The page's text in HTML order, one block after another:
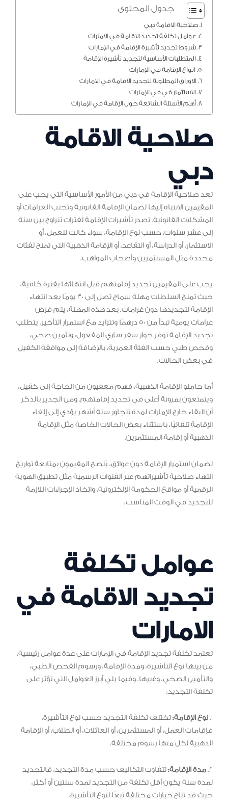
جدول المحتوى
صلاحية الاقامة دبي
عوامل تكلفة تجديد الاقامة في الامارات
شروط تجديد تأشيرة الإقامة في الإمارات
المتطلبات الأساسية لتجديد تأشيرة الإقامة
انواع الإقامة في الإمارات
الاوراق المطلوبة لتجديد الاقامة في الامارات
الاستثمار في في الإمارات
أهم الأسئلة الشائعة حول الإقامة في الإمارات
صلاحية الاقامة
دبي
تعد صلاحية الإقامة في دبي من الأمور الأساسية التي يجب على
المقيمين الانتباه إليها لضمان الإقامة القانونية وتجنب الغرامات أو
المشكلات القانونية. تصدر تأشيرات الإقامة لفترات تتراوح بين سنة
إلى عشر سنوات، حسب نوع الإقامة، سواء كانت للعمل، أو
الاستثمار، أو الدراسة، أو التقاعد، أو الإقامة الذهبية التي تمنح لفئات
محددة مثل المستثمرين وأصحاب المواهب.
يجب على المقيمين تجديد إقامتهم قبل انتهائها بفترة كافية،
حيث تمنح السلطات مهلة سماح تصل إلى 30 يومًا بعد انتهاء
الإقامة لتجديدها دون غرامات. بعد هذه المهلة، يتم فرض
غرامات يومية تبدأ من 50 درهمًا وتتزايد مع استمرار التأخير. يتطلب
تجديد الإقامة توفر جواز سفر ساري المفعول، وتأمين صحي،
وفحص طبي حسب الفئة العمرية، بالإضافة إلى موافقة الكفيل
في بعض الحالات.
أما حاملو الإقامة الذهبية، فهم معفيون من الحاجة إلى كفيل،
ويتمتعون بمرونة أعلى في تجديد إقامتهم. ومن الجدير بالذكر
أن البقاء خارج الإمارات لمدة تتجاوز ستة أشهر يؤدي إلى إلغاء
الإقامة تلقائيًا، باستثناء بعض الحالات الخاصة مثل الإقامة
الذهبية أو إقامة المستثمرين.
لضمان استمرار الإقامة دون عوائق، يُنصح المقيمون بمتابعة تواريخ
انتهاء صلاحية تأشيراتهم عبر القنوات الرسمية مثل تطبيق الهوية
الرقمية أو مواقع الحكومة الإلكترونية، واتخاذ الإجراءات اللازمة
للتجديد في الوقت المناسب.
عوامل تكلفة
تجديد الاقامة في
الامارات
تعتمد تكلفة تجديد الإقامة في الإمارات على عدة عوامل رئيسية،
من بينها نوع التأشيرة، ومدة الإقامة، ورسوم الفحص الطبي،
والتأمين الصحي، وغيرها. وفيما يلي أبرز العوامل التي تؤثر على
تكلفة التجديد:
1. نوع الإقامة:تختلف تكلفة التجديد حسب نوع التأشيرة،
فإقامات العمل، أو المستثمرين، أو العائلات، أو الطلاب، أو الإقامة
الذهبية لكل منها رسوم مختلفة.
2. مدة الإقامة:تتفاوت التكاليف حسب مدة التجديد، فالتجديد
لمدة سنة يكون أقل تكلفة من التجديد لمدة سنتين أو أكثر،
حيث قد تتاح خيارات مختلفة تبعًا لنوع التأشيرة.